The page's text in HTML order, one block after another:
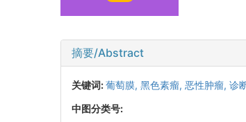
摘要/Abstract
关键词:葡萄膜, 黑色素瘤, 恶性肿瘤, 诊
中图分类号: